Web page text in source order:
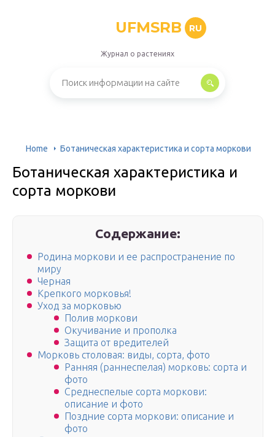
UFMSRB RU
Журнал о растениях
Home Ботаническая характеристика и сорта моркови
Ботаническая характеристика и
сорта моркови
Содержание:
Родина моркови и ее распространение по
миру
Черная
Крепкого морковья!
Уход за морковью
Полив моркови
Окучивание и прополка
Защита от вредителей
Морковь столовая: виды, сорта, фото
Ранняя (раннеспелая) морковь: сорта и
фото
Среднеспелые сорта моркови:
описание и фото
Поздние сорта моркови: описание и
фото